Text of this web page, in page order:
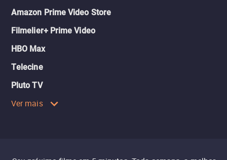
Amazon Prime Video Store
Filmelier+ Prime Video
HBO Max
Telecine
Pluto TV
Ver mais